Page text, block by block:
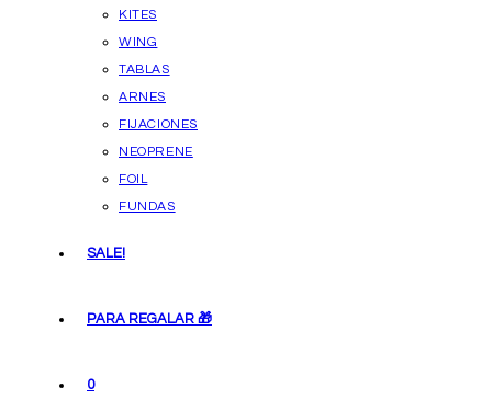
KITES
WING
TABLAS
ARNES
FIJACIONES
NEOPRENE
FOIL
FUNDAS
SALE!
PARA REGALAR 🎁
0